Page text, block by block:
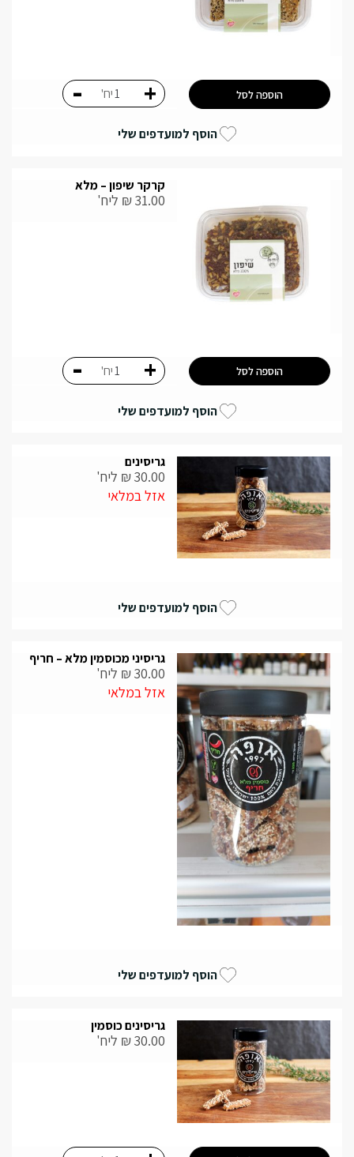
+ יח' - הוספה לסל
הוסף למועדפים שלי
קרקר שיפון – מלא
₪31.00 ליח'
+ יח' - הוספה לסל
הוסף למועדפים שלי
גריסינים
₪30.00
ליח'
אזל במלאי
הוסף למועדפים שלי
גריסיני מכוסמין מלא – חריף
₪30.00
ליח'
אזל במלאי
הוסף למועדפים שלי
גריסינים כוסמין
₪30.00 ליח'